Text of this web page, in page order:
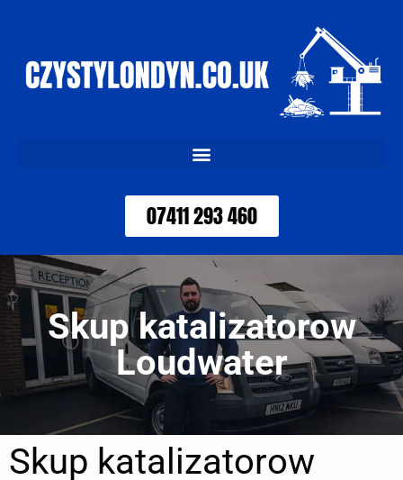
07411 293 460
Skup katalizatorow
Loudwater
Skup katalizatorow